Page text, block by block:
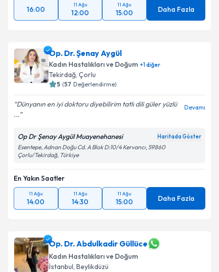
16:00
11 Ağu
12:00
11 Ağu
15:00 Daha Fazla
Op. Dr. Şenay Aygül
Kadın Hastalıkları ve Doğum +1diğer
Tekirdağ, Çorlu
5 (57 Değerlendirme)
Dünyanın en iyi doktoru diyebilirim tatlı dili güler yüzlü
...
Devamı
Op Dr Şenay Aygül Muayenehanesi Haritada Göster
Esentepe, Adnan Doğu Cd. A Blok D:10/4 Kervancı, 59860
Çorlu/Tekirdağ, Türkiye
En Yakın Saatler
11 Ağu
14:00
11 Ağu
14:30
11 Ağu
15:00 Daha Fazla
Op. Dr. Abdulkadir Güllüce
Kadın Hastalıkları ve Doğum
İstanbul, Beylikdüzü